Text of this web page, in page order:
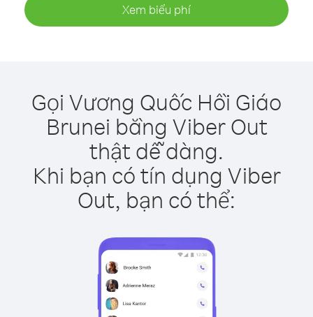
Xem biểu phí
Gọi Vương Quốc Hồi Giáo
Brunei bằng Viber Out
thật dễ dàng.
Khi bạn có tín dụng Viber
Out, bạn có thể: